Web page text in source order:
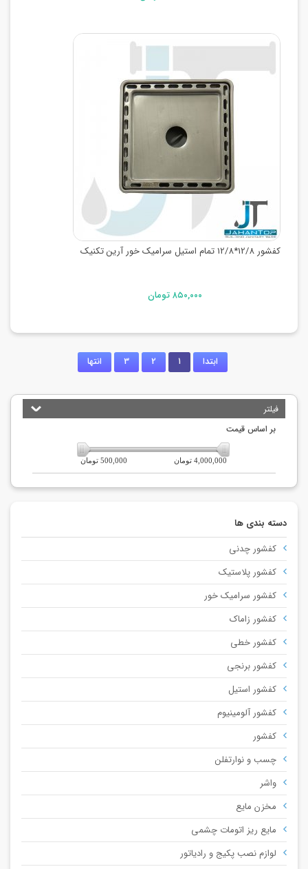
کفشور 12/8*12/8 تمام استیل سرامیک خور آرین تکنیک
۸۵۰,۰۰۰ تومان
ابتدا 1
2
3 انتها
فیلتر
بر اساس قیمت
4,000,000 تومان 500,000 تومان
دسته بندی ها
کفشور چدنی
کفشور پلاستیک
کفشور سرامیک خور
کفشور زاماک
کفشور خطی
کفشور برنجی
کفشور استیل
کفشور آلومینیوم
کفشور
چسب و نوارتفلن
واشر
مخزن مایع
مایع ریز اتومات چشمی
لوازم نصب پکیج و رادیاتور